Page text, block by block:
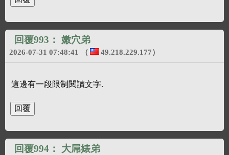
回覆993： 嫩穴弟
2026-07-31 07:48:41 （ 49.218.229.177）
這邊有一段限制閱讀文字.
回覆994： 大屌婊弟